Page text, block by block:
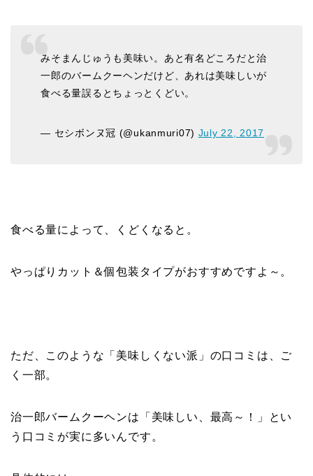
みそまんじゅうも美味い。あと有名どころだと治
一郎のバームクーヘンだけど、あれは美味しいが
食べる量誤るとちょっとくどい。
— セシボンヌ冠 (@ukanmuri07) July 22, 2017
食べる量によって、くどくなると。
やっぱりカット＆個包装タイプがおすすめですよ～。
ただ、このような「美味しくない派」の口コミは、ご
く一部。
治一郎バームクーヘンは「美味しい、最高～！」とい
う口コミが実に多いんです。